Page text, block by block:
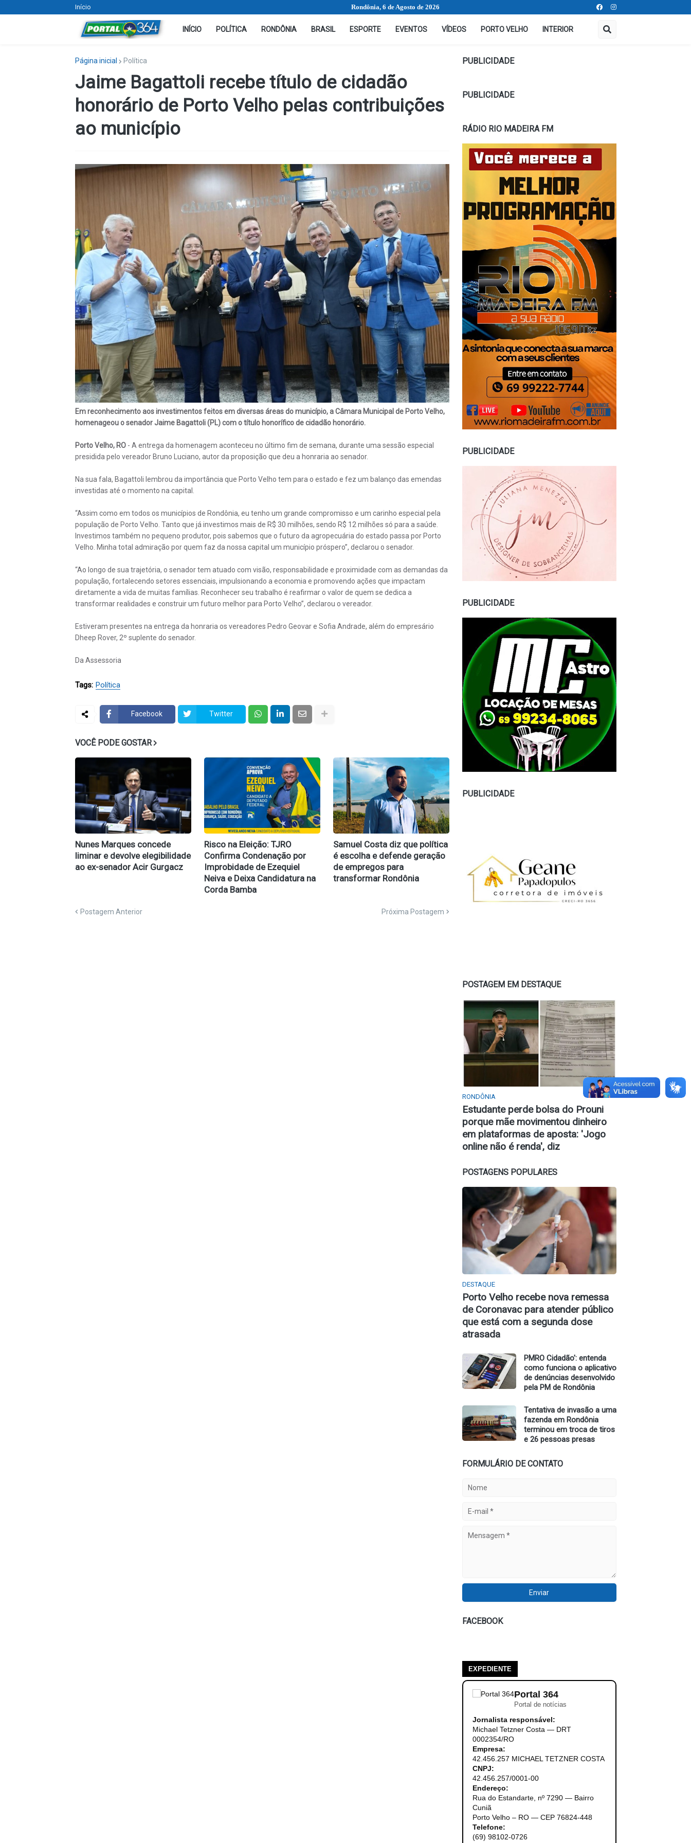
Início Rondônia, 6 de Agosto de 2026
INÍCIO POLÍTICA RONDÔNIA BRASIL ESPORTE EVENTOS VÍDEOS PORTO VELHO INTERIOR
Página inicial Política
Jaime Bagattoli recebe título de cidadão
honorário de Porto Velho pelas contribuições
ao município
Em reconhecimento aos investimentos feitos em diversas áreas do município, a Câmara Municipal de Porto Velho,
homenageou o senador Jaime Bagattoli (PL) com o título honorífico de cidadão honorário.
Porto Velho, RO - A entrega da homenagem aconteceu no último fim de semana, durante uma sessão especial
presidida pelo vereador Bruno Luciano, autor da proposição que deu a honraria ao senador.
Na sua fala, Bagattoli lembrou da importância que Porto Velho tem para o estado e fez um balanço das emendas
investidas até o momento na capital.
“Assim como em todos os municípios de Rondônia, eu tenho um grande compromisso e um carinho especial pela
população de Porto Velho. Tanto que já investimos mais de R$ 30 milhões, sendo R$ 12 milhões só para a saúde.
Investimos também no pequeno produtor, pois sabemos que o futuro da agropecuária do estado passa por Porto
Velho. Minha total admiração por quem faz da nossa capital um município próspero”, declarou o senador.
“Ao longo de sua trajetória, o senador tem atuado com visão, responsabilidade e proximidade com as demandas da
população, fortalecendo setores essenciais, impulsionando a economia e promovendo ações que impactam
diretamente a vida de muitas famílias. Reconhecer seu trabalho é reafirmar o valor de quem se dedica a
transformar realidades e construir um futuro melhor para Porto Velho”, declarou o vereador.
Estiveram presentes na entrega da honraria os vereadores Pedro Geovar e Sofia Andrade, além do empresário
Dheep Rover, 2º suplente do senador.
Da Assessoria
Tags: Política
Facebook Twitter
VOCÊ PODE GOSTAR
Nunes Marques concede
liminar e devolve elegibilidade
ao ex-senador Acir Gurgacz
Risco na Eleição: TJRO
Confirma Condenação por
Improbidade de Ezequiel
Neiva e Deixa Candidatura na
Corda Bamba
Samuel Costa diz que política
é escolha e defende geração
de empregos para
transformar Rondônia
Postagem Anterior Próxima Postagem
PUBLICIDADE
PUBLICIDADE
RÁDIO RIO MADEIRA FM
PUBLICIDADE
PUBLICIDADE
PUBLICIDADE
POSTAGEM EM DESTAQUE
RONDÔNIA
Estudante perde bolsa do Prouni
porque mãe movimentou dinheiro
em plataformas de aposta: 'Jogo
online não é renda', diz
POSTAGENS POPULARES
DESTAQUE
Porto Velho recebe nova remessa
de Coronavac para atender público
que está com a segunda dose
atrasada
PMRO Cidadão': entenda
como funciona o aplicativo
de denúncias desenvolvido
pela PM de Rondônia
Tentativa de invasão a uma
fazenda em Rondônia
terminou em troca de tiros
e 26 pessoas presas
FORMULÁRIO DE CONTATO
FACEBOOK
EXPEDIENTE
Portal 364
Portal de notícias
Jornalista responsável:
Michael Tetzner Costa — DRT
0002354/RO
Empresa:
42.456.257 MICHAEL TETZNER COSTA
CNPJ:
42.456.257/0001-00
Endereço:
Rua do Estandarte, nº 7290 — Bairro
Cuniã
Porto Velho – RO — CEP 76824-448
Telefone:
(69) 98102-0726